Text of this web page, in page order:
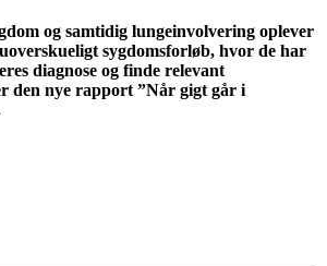
og samtidig lungeinvolvering oplever
sygdomsforløb, hvor de har
diagnose og finde relevant
den nye rapport ”Når gigt går i